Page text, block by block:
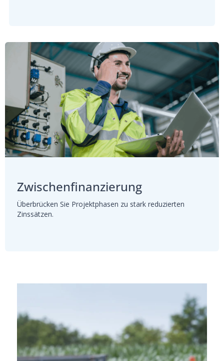
Zwischenfinanzierung
Überbrücken Sie Projektphasen zu stark reduzierten
Zinssätzen.